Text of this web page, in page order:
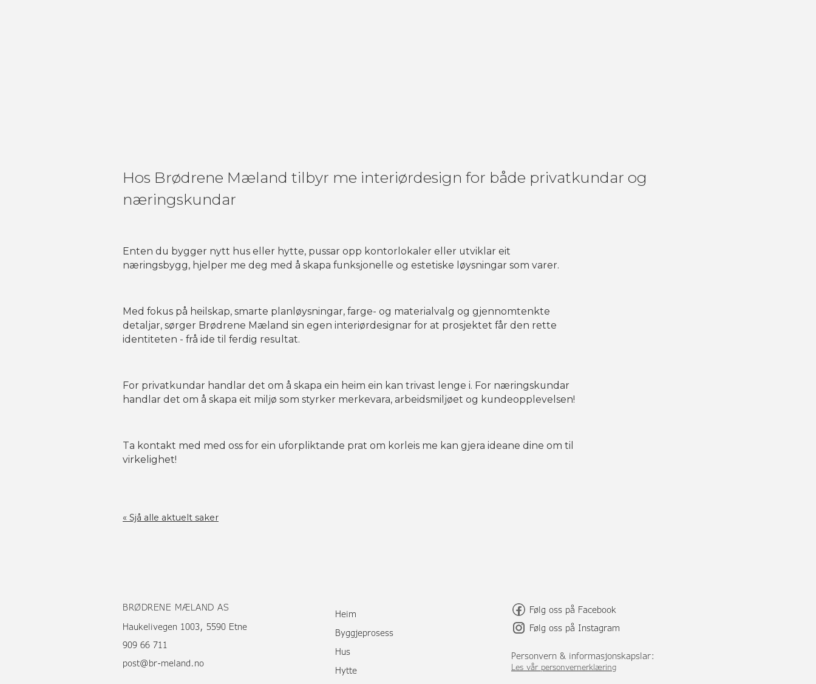
Hos Brødrene Mæland tilbyr me interiørdesign for både privatkundar og
næringskundar
Enten du bygger nytt hus eller hytte, pussar opp kontorlokaler eller utviklar eit
næringsbygg, hjelper me deg med å skapa funksjonelle og estetiske løysningar som varer.
Med fokus på heilskap, smarte planløysningar, farge- og materialvalg og gjennomtenkte
detaljar, sørger Brødrene Mæland sin egen interiørdesignar for at prosjektet får den rette
identiteten - frå ide til ferdig resultat.
For privatkundar handlar det om å skapa ein heim ein kan trivast lenge i. For næringskundar
handlar det om å skapa eit miljø som styrker merkevara, arbeidsmiljøet og kundeopplevelsen!
Ta kontakt med med oss for ein uforpliktande prat om korleis me kan gjera ideane dine om til
virkelighet!
« Sjå alle aktuelt saker
BRØDRENE MÆLAND AS
Haukelivegen 1003, 5590 Etne
909 66 711
post@br-meland.no
Heim
Byggjeprosess
Hus
Hytte
Følg oss på Facebook
Følg oss på Instagram
Personvern & informasjonskapslar:
Les vår personvernerklæring